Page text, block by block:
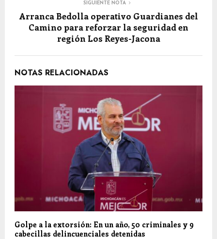
SIGUIENTE NOTA
Arranca Bedolla operativo Guardianes del
Camino para reforzar la seguridad en
región Los Reyes-Jacona
NOTAS RELACIONADAS
Golpe a la extorsión: En un año, 50 criminales y 9
cabecillas delincuenciales detenidas